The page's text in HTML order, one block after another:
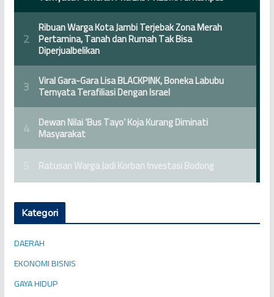
Kategori
DAERAH
EKONOMI BISNIS
GAYA HIDUP